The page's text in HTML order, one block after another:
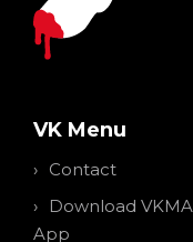
VK Menu
Contact
Download
App